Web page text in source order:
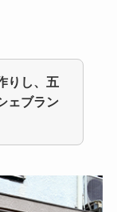
りし、五
ェブラン